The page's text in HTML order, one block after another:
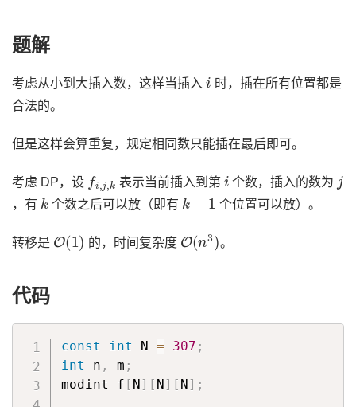
题解
考虑从小到大插入数，这样当插入
i
时，插在所有位置都是
合法的。
但是这样会算重复，规定相同数只能插在最后即可。
考虑 DP，设
i,
表示当前插入到第
i
个数，插入的数为
，有
k
个数之后可以放（即有
k
个位置可以放）。
转移是
O(1)
的，时间复杂度
O(n 3)
。
代码
const int N = 307 ;
int n , m ;
modint f [ N] [ N] [ N] ;